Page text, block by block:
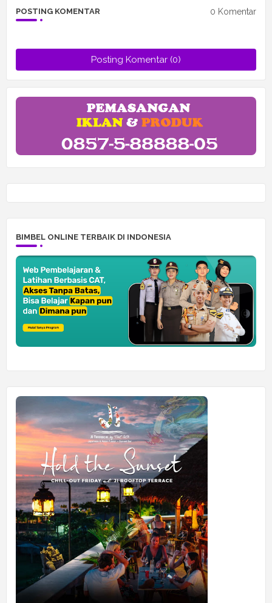
POSTING KOMENTAR 0 Komentar
Posting Komentar (0)
BIMBEL ONLINE TERBAIK DI INDONESIA